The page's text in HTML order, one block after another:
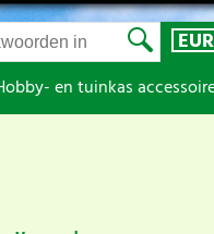
EUR
en tuinkas